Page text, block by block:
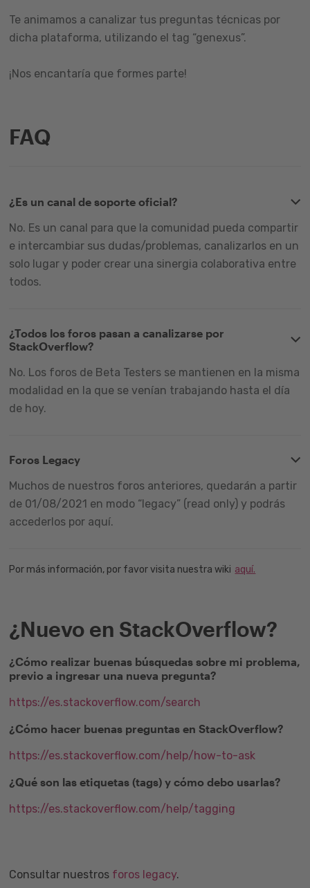
Te animamos a canalizar tus preguntas técnicas por
dicha plataforma, utilizando el tag “genexus”.
¡Nos encantaría que formes parte!
FAQ
¿Es un canal de soporte oficial?
No. Es un canal para que la comunidad pueda compartir
e intercambiar sus dudas/problemas, canalizarlos en un
solo lugar y poder crear una sinergia colaborativa entre
todos.
¿Todos los foros pasan a canalizarse por
StackOverflow?
No. Los foros de Beta Testers se mantienen en la misma
modalidad en la que se venían trabajando hasta el día
de hoy.
Foros Legacy
Muchos de nuestros foros anteriores, quedarán a partir
de 01/08/2021 en modo “legacy” (read only) y podrás
accederlos por aquí.
Por más información, por favor visita nuestra wiki aquí.
¿Nuevo en StackOverflow?
¿Cómo realizar buenas búsquedas sobre mi problema,
previo a ingresar una nueva pregunta?
https://es.stackoverflow.com/search
¿Cómo hacer buenas preguntas en StackOverflow?
https://es.stackoverflow.com/help/how-to-ask
¿Qué son las etiquetas (tags) y cómo debo usarlas?
https://es.stackoverflow.com/help/tagging
Consultar nuestros foros legacy.